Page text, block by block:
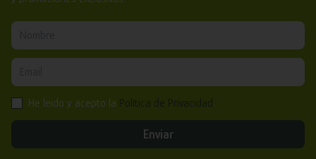
He leído y acepto la
Enviar